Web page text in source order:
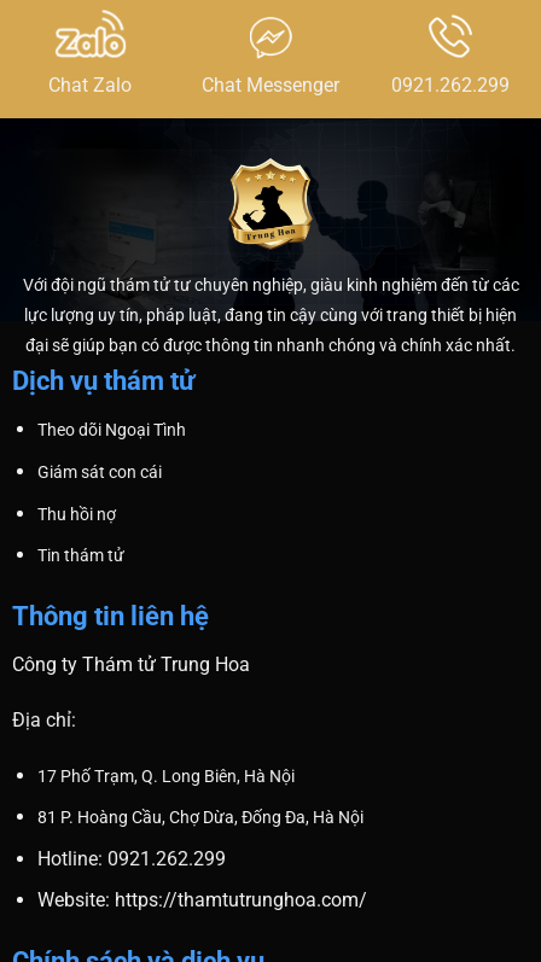
Chat Zalo Chat Messenger 0921.262.299
Với đội ngũ thám tử tư chuyên nghiệp, giàu kinh nghiệm đến từ các
lực lượng uy tín, pháp luật, đang tin cậy cùng với trang thiết bị hiện
đại sẽ giúp bạn có được thông tin nhanh chóng và chính xác nhất.
Dịch vụ thám tử
Theo dõi Ngoại Tình
Giám sát con cái
Thu hồi nợ
Tin thám tử
Thông tin liên hệ
Công ty Thám tử Trung Hoa
Địa chỉ:
17 Phố Trạm, Q. Long Biên, Hà Nội
81 P. Hoàng Cầu, Chợ Dừa, Đống Đa, Hà Nội
Hotline: 0921.262.299
Website: https://thamtutrunghoa.com/